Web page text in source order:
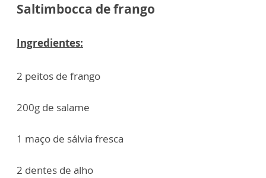
Saltimbocca de frango
Ingredientes:
2 peitos de frango
200g de salame
1 maço de sálvia fresca
2 dentes de alho